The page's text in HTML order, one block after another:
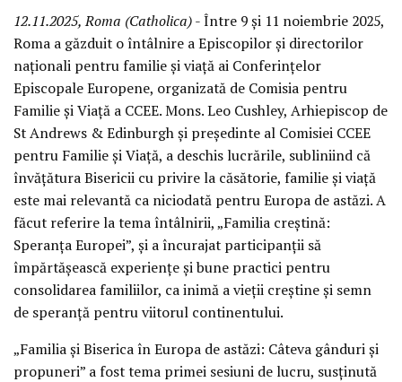
12.11.2025, Roma (Catholica)- Între 9 și 11 noiembrie 2025,
Roma a găzduit o întâlnire a Episcopilor și directorilor
naționali pentru familie și viață ai Conferințelor
Episcopale Europene, organizată de Comisia pentru
Familie și Viață a CCEE. Mons. Leo Cushley, Arhiepiscop de
St Andrews & Edinburgh și președinte al Comisiei CCEE
pentru Familie și Viață, a deschis lucrările, subliniind că
învățătura Bisericii cu privire la căsătorie, familie și viață
este mai relevantă ca niciodată pentru Europa de astăzi. A
făcut referire la tema întâlnirii, „Familia creștină:
Speranța Europei”, și a încurajat participanții să
împărtășească experiențe și bune practici pentru
consolidarea familiilor, ca inimă a vieții creștine și semn
de speranță pentru viitorul continentului.
„Familia și Biserica în Europa de astăzi: Câteva gânduri și
propuneri” a fost tema primei sesiuni de lucru, susținută